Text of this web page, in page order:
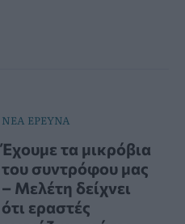
ΝΕΑ ΕΡΕΥΝΑ
Έχουμε τα μικρόβια
του συντρόφου μας
– Μελέτη δείχνει
ότι εραστές